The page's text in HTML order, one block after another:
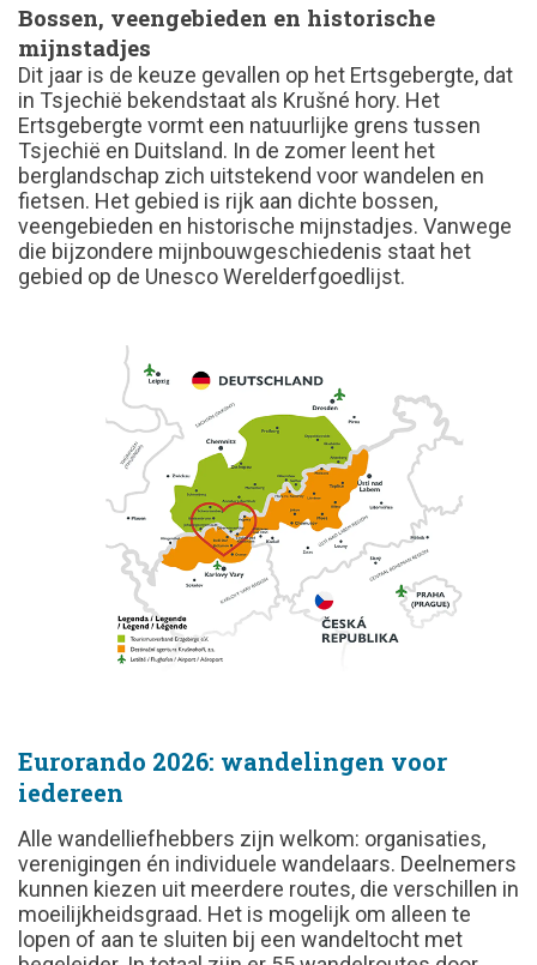
Bossen, veengebieden en historische
mijnstadjes
Dit jaar is de keuze gevallen op het Ertsgebergte, dat
in Tsjechië bekendstaat als Krušné hory. Het
Ertsgebergte vormt een natuurlijke grens tussen
Tsjechië en Duitsland. In de zomer leent het
berglandschap zich uitstekend voor wandelen en
fietsen. Het gebied is rijk aan dichte bossen,
veengebieden en historische mijnstadjes. Vanwege
die bijzondere mijnbouwgeschiedenis staat het
gebied op de Unesco Werelderfgoedlijst.
Eurorando 2026: wandelingen voor
iedereen
Alle wandelliefhebbers zijn welkom: organisaties,
verenigingen én individuele wandelaars. Deelnemers
kunnen kiezen uit meerdere routes, die verschillen in
moeilijkheidsgraad. Het is mogelijk om alleen te
lopen of aan te sluiten bij een wandeltocht met